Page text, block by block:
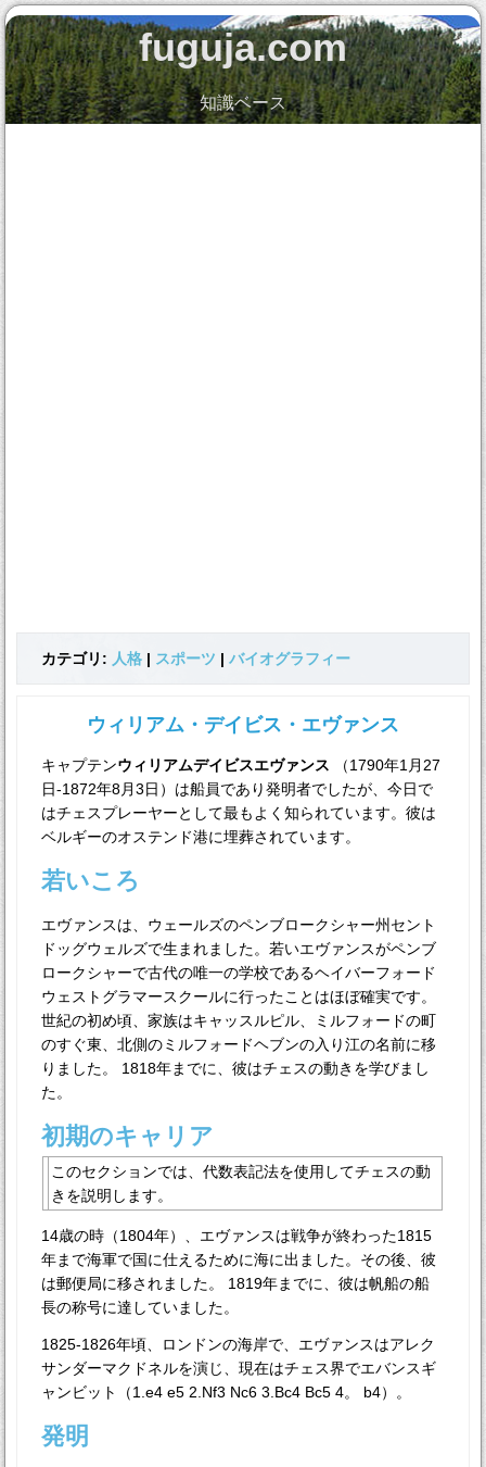
fuguja.com
知識ベース
カテゴリ: 人格 | スポーツ |バイオグラフィー
ウィリアム・デイビス・エヴァンス
キャプテンウィリアムデイビスエヴァンス （1790年1月27
日-1872年8月3日）は船員であり発明者でしたが、今日で
はチェスプレーヤーとして最もよく知られています。彼は
ベルギーのオステンド港に埋葬されています。
若いころ
エヴァンスは、ウェールズのペンブロークシャー州セント
ドッグウェルズで生まれました。若いエヴァンスがペンブ
ロークシャーで古代の唯一の学校であるヘイバーフォード
ウェストグラマースクールに行ったことはほぼ確実です。
世紀の初め頃、家族はキャッスルピル、ミルフォードの町
のすぐ東、北側のミルフォードヘブンの入り江の名前に移
りました。 1818年までに、彼はチェスの動きを学びまし
た。
初期のキャリア
このセクションでは、代数表記法を使用してチェスの動
きを説明します。
14歳の時（1804年）、エヴァンスは戦争が終わった1815
年まで海軍で国に仕えるために海に出ました。その後、彼
は郵便局に移されました。 1819年までに、彼は帆船の船
長の称号に達していました。
1825-1826年頃、ロンドンの海岸で、エヴァンスはアレク
サンダーマクドネルを演じ、現在はチェス界でエバンスギ
ャンビット（1.e4 e5 2.Nf3 Nc6 3.Bc4 Bc5 4。 b4）。
発明